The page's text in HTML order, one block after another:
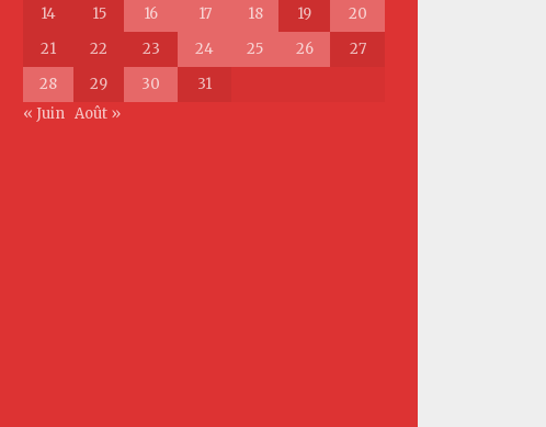
14
15 16 17 18 19
20
21
22 23 24 25 26
27
28
29 30
31
« Juin Août »